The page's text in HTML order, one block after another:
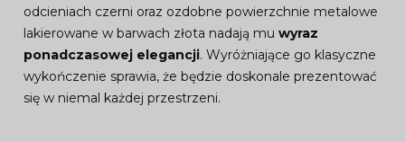
odcieniach czerni oraz ozdobne powierzchnie metalowe
lakierowane w barwach złota nadają mu wyraz
ponadczasowej elegancji. Wyróżniające go klasyczne
wykończenie sprawia, że będzie doskonale prezentować
się w niemal każdej przestrzeni.